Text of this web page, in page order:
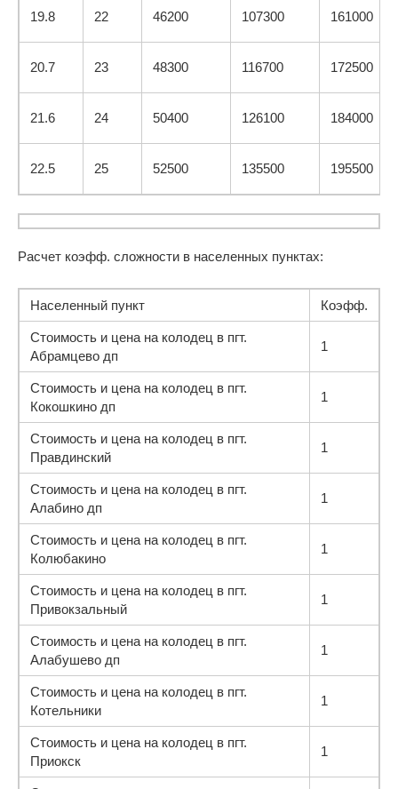
19.8 22 46200 107300 161000
20.7 23 48300 116700 172500
21.6 24 50400 126100 184000
22.5 25 52500 135500 195500
Расчет коэфф. сложности в населенных пунктах:
Населенный пункт Коэфф.
Стоимость и цена на колодец в пгт.
Абрамцево дп
1
Стоимость и цена на колодец в пгт.
Кокошкино дп
1
Стоимость и цена на колодец в пгт.
Правдинский
1
Стоимость и цена на колодец в пгт.
Алабино дп
1
Стоимость и цена на колодец в пгт.
Колюбакино
1
Стоимость и цена на колодец в пгт.
Привокзальный
1
Стоимость и цена на колодец в пгт.
Алабушево дп
1
Стоимость и цена на колодец в пгт.
Котельники
1
Стоимость и цена на колодец в пгт.
Приокск
1